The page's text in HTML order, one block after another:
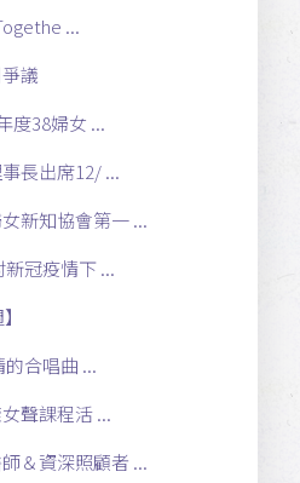
...
議
度38婦女 ...
長出席12/ ...
新知協會第一 ...
冠疫情下 ...
合唱曲 ...
聲課程活 ...
＆資深照顧者 ...